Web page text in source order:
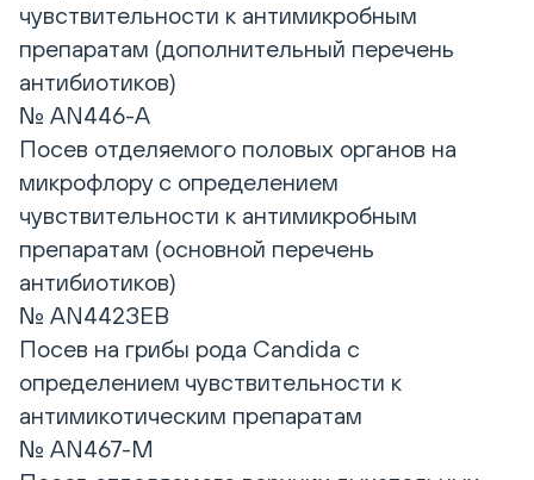
чувствительности к антимикробным
препаратам (дополнительный перечень
антибиотиков)
№ AN446-А
Посев отделяемого половых органов на
микрофлору с определением
чувствительности к антимикробным
препаратам (основной перечень
антибиотиков)
№ AN442ЗЕВ
Посев на грибы рода Candida с
определением чувствительности к
антимикотическим препаратам
№ AN467-М